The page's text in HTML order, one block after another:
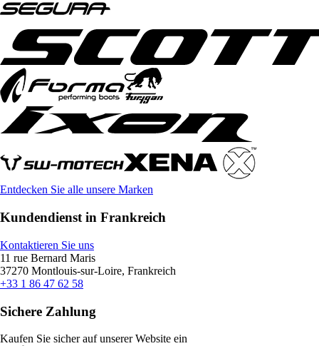
Entdecken Sie alle unsere Marken
Kundendienst in Frankreich
Kontaktieren Sie uns
11 rue Bernard Maris
37270 Montlouis-sur-Loire, Frankreich
+33 1 86 47 62 58
Sichere Zahlung
Kaufen Sie sicher auf unserer Website ein